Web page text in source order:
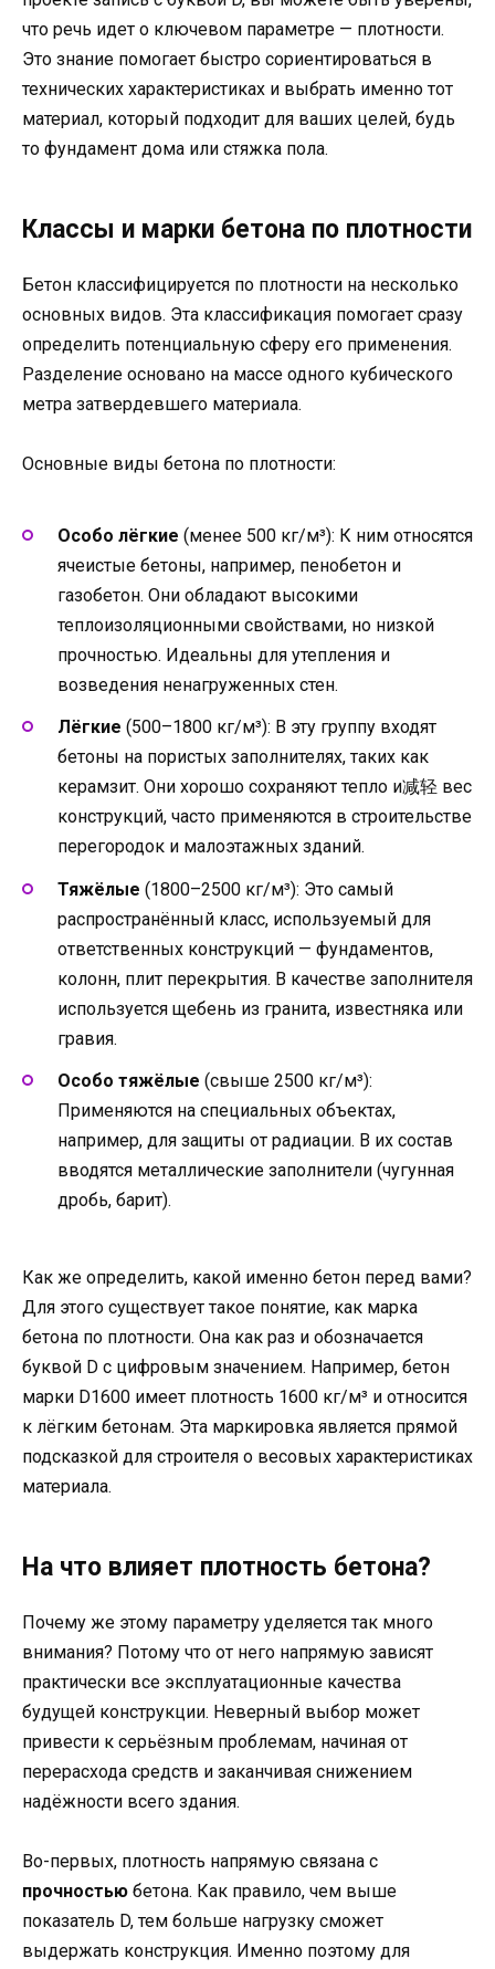
что речь идет о ключевом параметре — плотности.
Это знание помогает быстро сориентироваться в
технических характеристиках и выбрать именно тот
материал, который подходит для ваших целей, будь
то фундамент дома или стяжка пола.
Классы и марки бетона по плотности
Бетон классифицируется по плотности на несколько
основных видов. Эта классификация помогает сразу
определить потенциальную сферу его применения.
Разделение основано на массе одного кубического
метра затвердевшего материала.
Основные виды бетона по плотности:
Особо лёгкие (менее 500 кг/м³): К ним относятся
ячеистые бетоны, например, пенобетон и
газобетон. Они обладают высокими
теплоизоляционными свойствами, но низкой
прочностью. Идеальны для утепления и
возведения ненагруженных стен.
Лёгкие (500–1800 кг/м³): В эту группу входят
бетоны на пористых заполнителях, таких как
керамзит. Они хорошо сохраняют тепло и减轻 вес
конструкций, часто применяются в строительстве
перегородок и малоэтажных зданий.
Тяжёлые (1800–2500 кг/м³): Это самый
распространённый класс, используемый для
ответственных конструкций — фундаментов,
колонн, плит перекрытия. В качестве заполнителя
используется щебень из гранита, известняка или
гравия.
Особо тяжёлые (свыше 2500 кг/м³):
Применяются на специальных объектах,
например, для защиты от радиации. В их состав
вводятся металлические заполнители (чугунная
дробь, барит).
Как же определить, какой именно бетон перед вами?
Для этого существует такое понятие, как марка
бетона по плотности. Она как раз и обозначается
буквой D с цифровым значением. Например, бетон
марки D1600 имеет плотность 1600 кг/м³ и относится
к лёгким бетонам. Эта маркировка является прямой
подсказкой для строителя о весовых характеристиках
материала.
На что влияет плотность бетона?
Почему же этому параметру уделяется так много
внимания? Потому что от него напрямую зависят
практически все эксплуатационные качества
будущей конструкции. Неверный выбор может
привести к серьёзным проблемам, начиная от
перерасхода средств и заканчивая снижением
надёжности всего здания.
Во-первых, плотность напрямую связана с
прочностью бетона. Как правило, чем выше
показатель D, тем больше нагрузку сможет
выдержать конструкция. Именно поэтому для